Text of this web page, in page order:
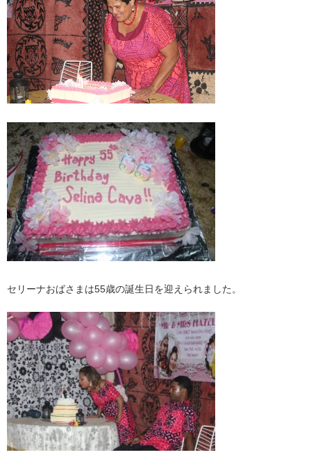
セリーナおばさまは55歳の誕生日を迎えられました。